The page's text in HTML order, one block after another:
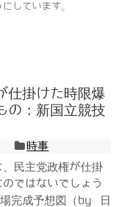
しています。
仕掛けた時限爆
の：新国立競技
時事
民主党政権が仕掛
ではないでしょう
完成予想図（by 日